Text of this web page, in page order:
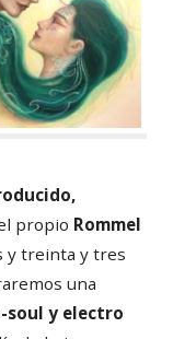
propio Rommel
y treinta y tres
una
soul y electro